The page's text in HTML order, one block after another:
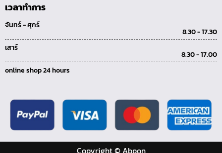
เวลาทำการ
จันทร์ - ศุกร์
8.30 - 17.30
เสาร์
8.30 - 17.00
online shop 24 hours